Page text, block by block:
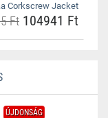
Corkscrew Jacket
Ft 104941 Ft
ÚJDONSÁG